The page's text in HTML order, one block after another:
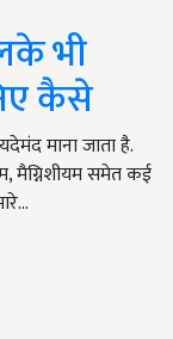
भी
कैसे
माना जाता है.
मैग्निशीयम समेत कई